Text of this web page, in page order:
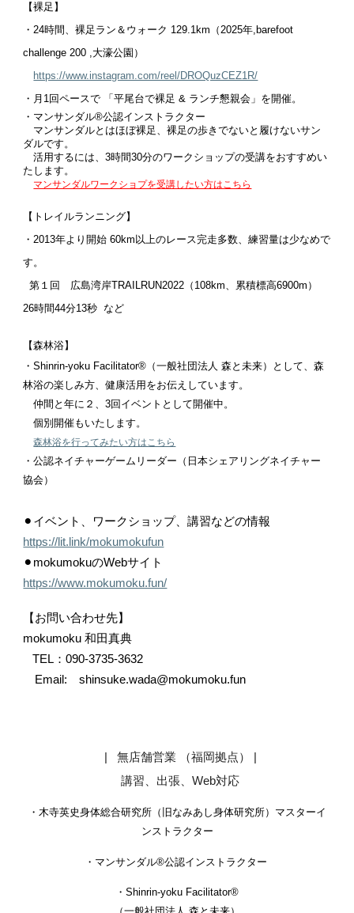
【裸足】
・24時間、裸足ラン＆ウォーク 129.1km（2025年,barefoot
challenge 200 ,大濠公園）
https://www.instagram.com/reel/DROQuzCEZ1R/
・月1回ペースで 「平尾台で裸足 & ランチ懇親会」を開催。
・マンサンダル®︎公認インストラクター
マンサンダルとはほぼ裸足、裸足の歩きでないと履けないサン
ダルです。
活用するには、3時間30分のワークショップの受講をおすすめい
たします。
マンサンダルワークショプを受講したい方はこちら
【トレイルランニング】
・2013年より開始 60km以上のレース完走多数、練習量は少なめで
す。
第１回 広島湾岸TRAILRUN2022（108km、累積標高6900m）
26時間44分13秒 など
【森林浴】
・Shinrin-yoku Facilitator®︎（一般社団法人 森と未来）として、森
林浴の楽しみ方、健康活用をお伝えしています。
仲間と年に２、3回イベントとして開催中。
個別開催もいたします。
森林浴を行ってみたい方はこちら
・公認ネイチャーゲームリーダー（日本シェアリングネイチャー
協会）
⚫︎イベント、ワークショップ、講習などの情報
https://lit.link/mokumokufun
⚫︎mokumokuのWebサイト
https://www.mokumoku.fun/
【お問い合わせ先】
mokumoku 和田真典
TEL：090-3735-3632
Email: shinsuke.wada@mokumoku.fun
| 無店舗営業 （福岡拠点）
講習、出張、Web対応
・木寺英史身体総合研究所（ 旧なみあし身体研究所）マスターイ
ンストラクター
・ マンサンダル®︎公認インストラクター
・ Shinrin-yoku Facilitator®︎